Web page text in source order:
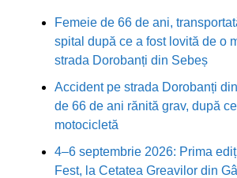
Femeie de 66 de ani,
spital după ce a fost lovită de o
strada Dorobanți din Sebeș
Accident pe strada Dorobanți
de 66 de ani rănită grav, după
motocicletă
4–6 septembrie 2026: Prima
Fest, la Cetatea Greavilor din